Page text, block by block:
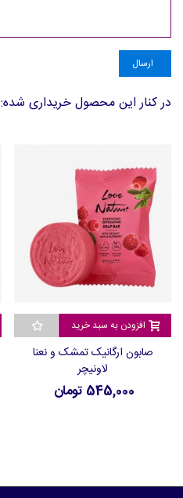
ارسال
در کنار این محصول خریداری شده:
افزودن به سبد خرید
صابون ارگانیک تمشک و نعنا
لاونیچر
545,000 تومان